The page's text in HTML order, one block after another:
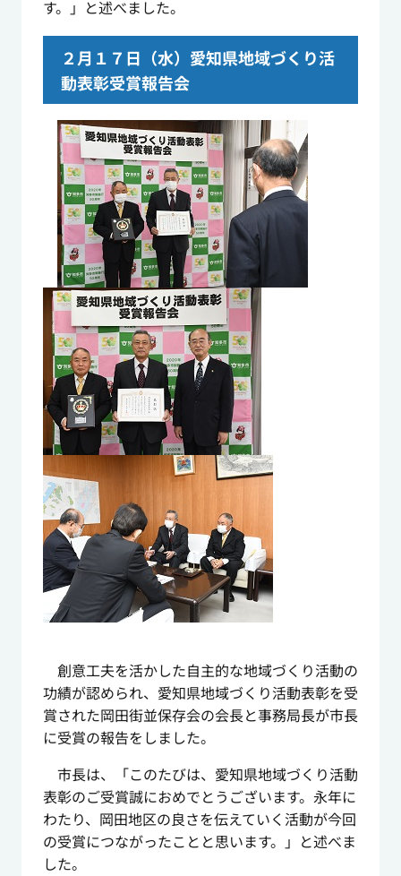
す。」と述べました。
２月１７日（水）愛知県地域づくり活
動表彰受賞報告会
創意工夫を活かした自主的な地域づくり活動の
功績が認められ、愛知県地域づくり活動表彰を受
賞された岡田街並保存会の会長と事務局長が市長
に受賞の報告をしました。
市長は、「このたびは、愛知県地域づくり活動
表彰のご受賞誠におめでとうございます。永年に
わたり、岡田地区の良さを伝えていく活動が今回
の受賞につながったことと思います。」と述べま
した。